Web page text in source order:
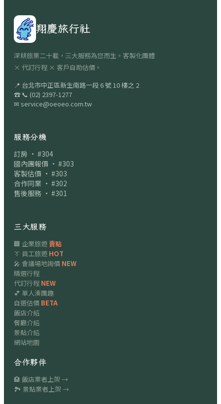
翔慶旅行社
深耕旅業二十載，三大服務為您而生。客製化團體
× 代訂行程 × 客戶自助估價。
📍 台北市中正區新生南路一段 6 號 10 樓之 2
☎ 📞 (02) 2397-1277
✉ service@oeoeo.com.tw
服務分機
訂房 · #304
國內團報價 · #303
客製估價 · #303
合作同業 · #302
售後服務 · #301
三大服務
🏢 企業旅遊賣點
👔 員工旅遊 HOT
🎤 會議場地詢價 NEW
精選行程
代訂行程 NEW
💕 單人湊團趣
自選估價 BETA
飯店介紹
餐廳介紹
景點介紹
網站地圖
合作夥伴
🏨 飯店業者上架 →
🏞 景點業者上架 →